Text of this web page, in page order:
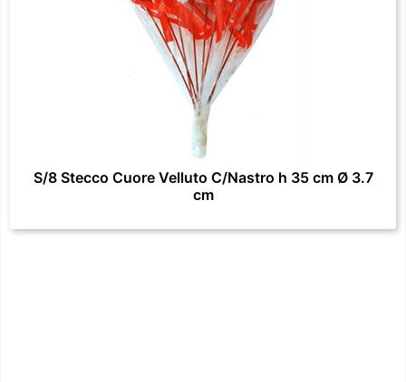
S/8 Stecco Cuore Velluto C/Nastro h 35 cm Ø 3.7
cm